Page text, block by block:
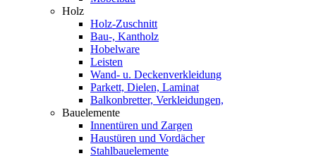
Holz
Holz-Zuschnitt
Bau-, Kantholz
Hobelware
Leisten
Wand- u. Deckenverkleidung
Parkett, Dielen, Laminat
Balkonbretter, Verkleidungen,
Bauelemente
Innentüren und Zargen
Haustüren und Vordächer
Stahlbauelemente